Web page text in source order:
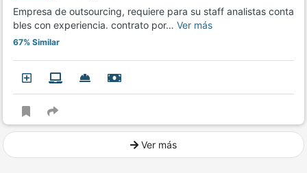
Empresa de outsourcing, requiere para su staff analistas conta
bles con experiencia. contrato por… Ver más
67% Similar
Ver más